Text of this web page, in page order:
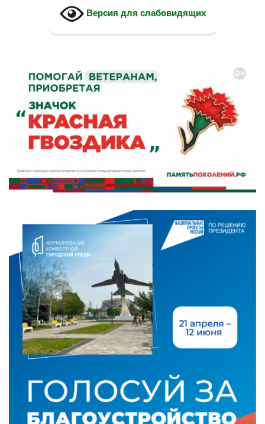
Версия для слабовидящих